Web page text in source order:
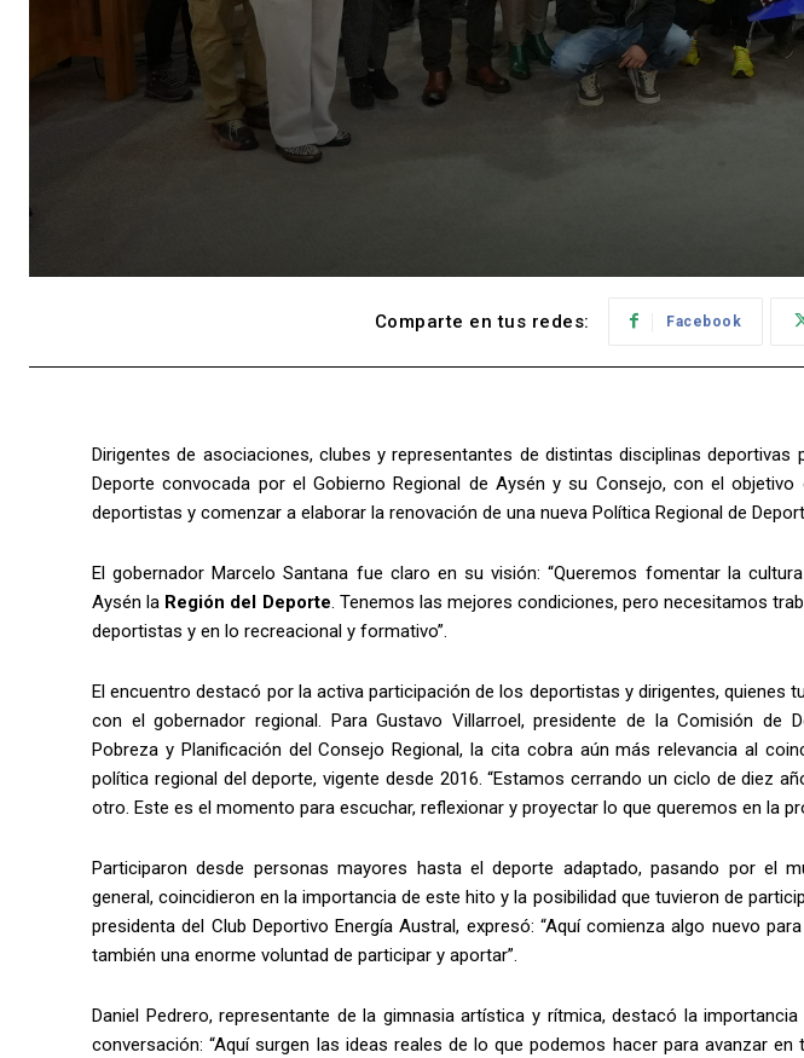
Comparte en tus redes: Facebook
Dirigentes de asociaciones, clubes y representantes de distintas disciplinas deportivas
Deporte convocada por el Gobierno Regional de Aysén y su Consejo, con el
deportistas y comenzar a elaborar la renovación de una nueva Política Regional de
El gobernador Marcelo Santana fue claro en su visión: “Queremos fomentar la
Aysén la Región del Deporte. Tenemos las mejores condiciones, pero necesitamos
deportistas y en lo recreacional y formativo”.
El encuentro destacó por la activa participación de los deportistas y dirigentes, quienes
con el gobernador regional. Para Gustavo Villarroel, presidente de la Comisión de
Pobreza y Planificación del Consejo Regional, la cita cobra aún más relevancia al
política regional del deporte, vigente desde 2016. “Estamos cerrando un ciclo de diez
otro. Este es el momento para escuchar, reflexionar y proyectar lo que queremos en la
Participaron desde personas mayores hasta el deporte adaptado, pasando por el
general, coincidieron en la importancia de este hito y la posibilidad que tuvieron de
presidenta del Club Deportivo Energía Austral, expresó: “Aquí comienza algo nuevo
también una enorme voluntad de participar y aportar”.
Daniel Pedrero, representante de la gimnasia artística y rítmica, destacó la
conversación: “Aquí surgen las ideas reales de lo que podemos hacer para avanzar